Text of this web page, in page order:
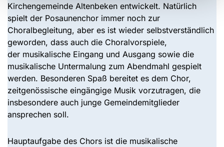
Kirchengemeinde Altenbeken entwickelt. Natürlich
spielt der Posaunenchor immer noch zur
Choralbegleitung, aber es ist wieder selbstverständlich
geworden, dass auch die Choralvorspiele,
der musikalische Eingang und Ausgang sowie die
musikalische Untermalung zum Abendmahl gespielt
werden. Besonderen Spaß bereitet es dem Chor,
zeitgenössische eingängige Musik vorzutragen, die
insbesondere auch junge Gemeindemitglieder
ansprechen soll.
Hauptaufgabe des Chors ist die musikalische